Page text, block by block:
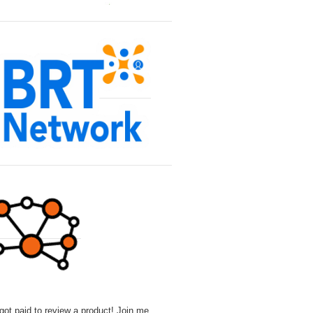
got paid to review a product! Join me